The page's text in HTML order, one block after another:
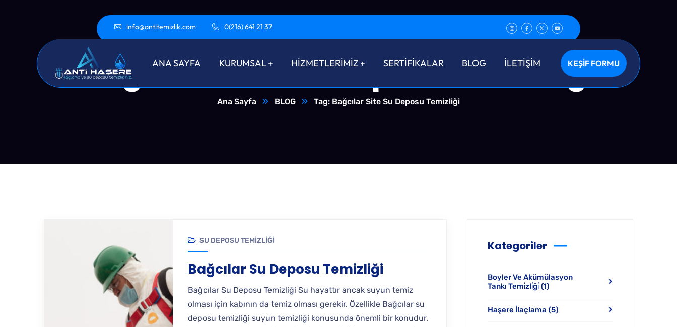
info@antitemizlik.com 0(216) 641 21 37
ANA SAYFA KURUMSAL HİZMETLERİMİZ SERTİFİKALAR BLOG İLETİŞİM KEŞİF FORMU
Bağcılar Site Su Deposu Temizliği
Ana Sayfa BLOG Tag: Bağcılar Site Su Deposu Temizliği
SU DEPOSU TEMIZLIĞI
Bağcılar Su Deposu Temizliği
Bağcılar Su Deposu Temizliği Su hayattır ancak suyun temiz
olması için kabının da temiz olması gerekir. Özellikle Bağcılar su
deposu temizliği suyun temizliği konusunda önemli bir konudur.
Kategoriler
Boyler Ve Akümülasyon
Tankı Temi̇zli̇ği̇ (1)
Haşere İlaçlama (5)